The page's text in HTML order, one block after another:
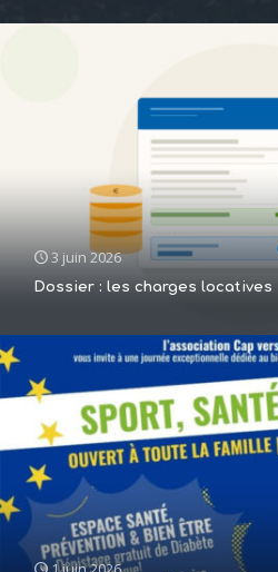
3 juin 2026
Dossier : les charges locatives